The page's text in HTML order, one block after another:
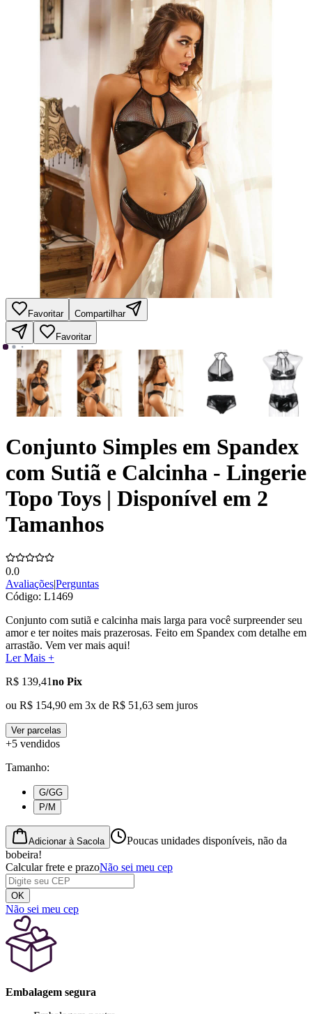
Favoritar Compartilhar
Favoritar
Conjunto Simples em Spandex
com Sutiã e Calcinha - Lingerie
Topo Toys | Disponível em 2
Tamanhos
0.0
Avaliações|Perguntas
Código: L1469
Conjunto com sutiã e calcinha mais larga para você surpreender seu
amor e ter noites mais prazerosas. Feito em Spandex com detalhe em
arrastão. Vem ver mais aqui!
Ler Mais +
R$ 139,41no Pix
ou R$ 154,90 em 3x de R$ 51,63 sem juros
Ver parcelas
+5 vendidos
Tamanho:
G/GG
P/M
Adicionar à Sacola
Poucas unidades disponíveis, não da
bobeira!
Calcular frete e prazoNão sei meu cep
OK
Não sei meu cep
Embalagem segura